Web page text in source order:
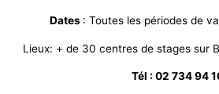
Dates : Toutes les périodes de
Lieux: + de 30 centres de stages sur
Tél : 02 734 94